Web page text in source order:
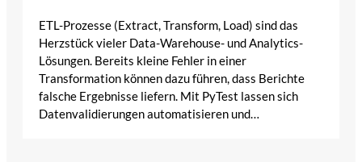
ETL-Prozesse (Extract, Transform, Load) sind das
Herzstück vieler Data-Warehouse- und Analytics-
Lösungen. Bereits kleine Fehler in einer
Transformation können dazu führen, dass Berichte
falsche Ergebnisse liefern. Mit PyTest lassen sich
Datenvalidierungen automatisieren und…